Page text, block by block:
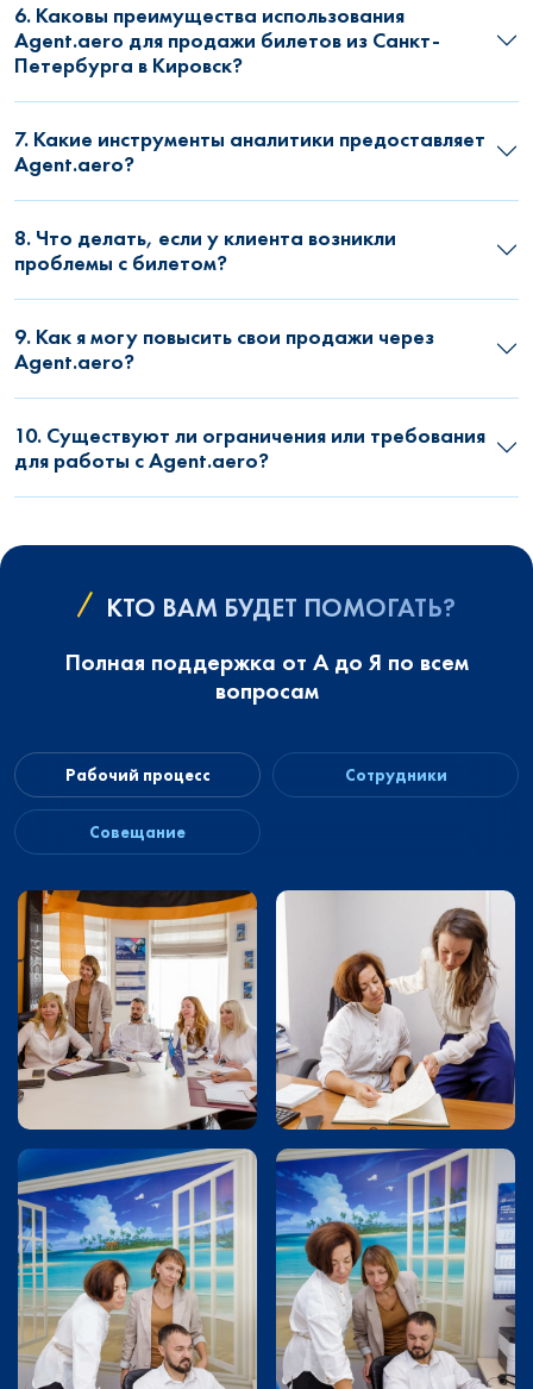
6. Каковы преимущества использования
Agent.aero для продажи билетов из Санкт-
Петербурга в Кировск?
7. Какие инструменты аналитики предоставляет
Agent.aero?
8. Что делать, если у клиента возникли
проблемы с билетом?
9. Как я могу повысить свои продажи через
Agent.aero?
10. Существуют ли ограничения или требования
для работы с Agent.aero?
КТО ВАМ БУДЕТ ПОМОГАТЬ?
Полная поддержка от А до Я по всем
вопросам
Рабочий процесс Сотрудники
Совещание